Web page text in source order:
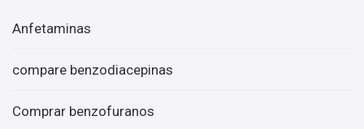
Anfetaminas
compare benzodiacepinas
Comprar benzofuranos